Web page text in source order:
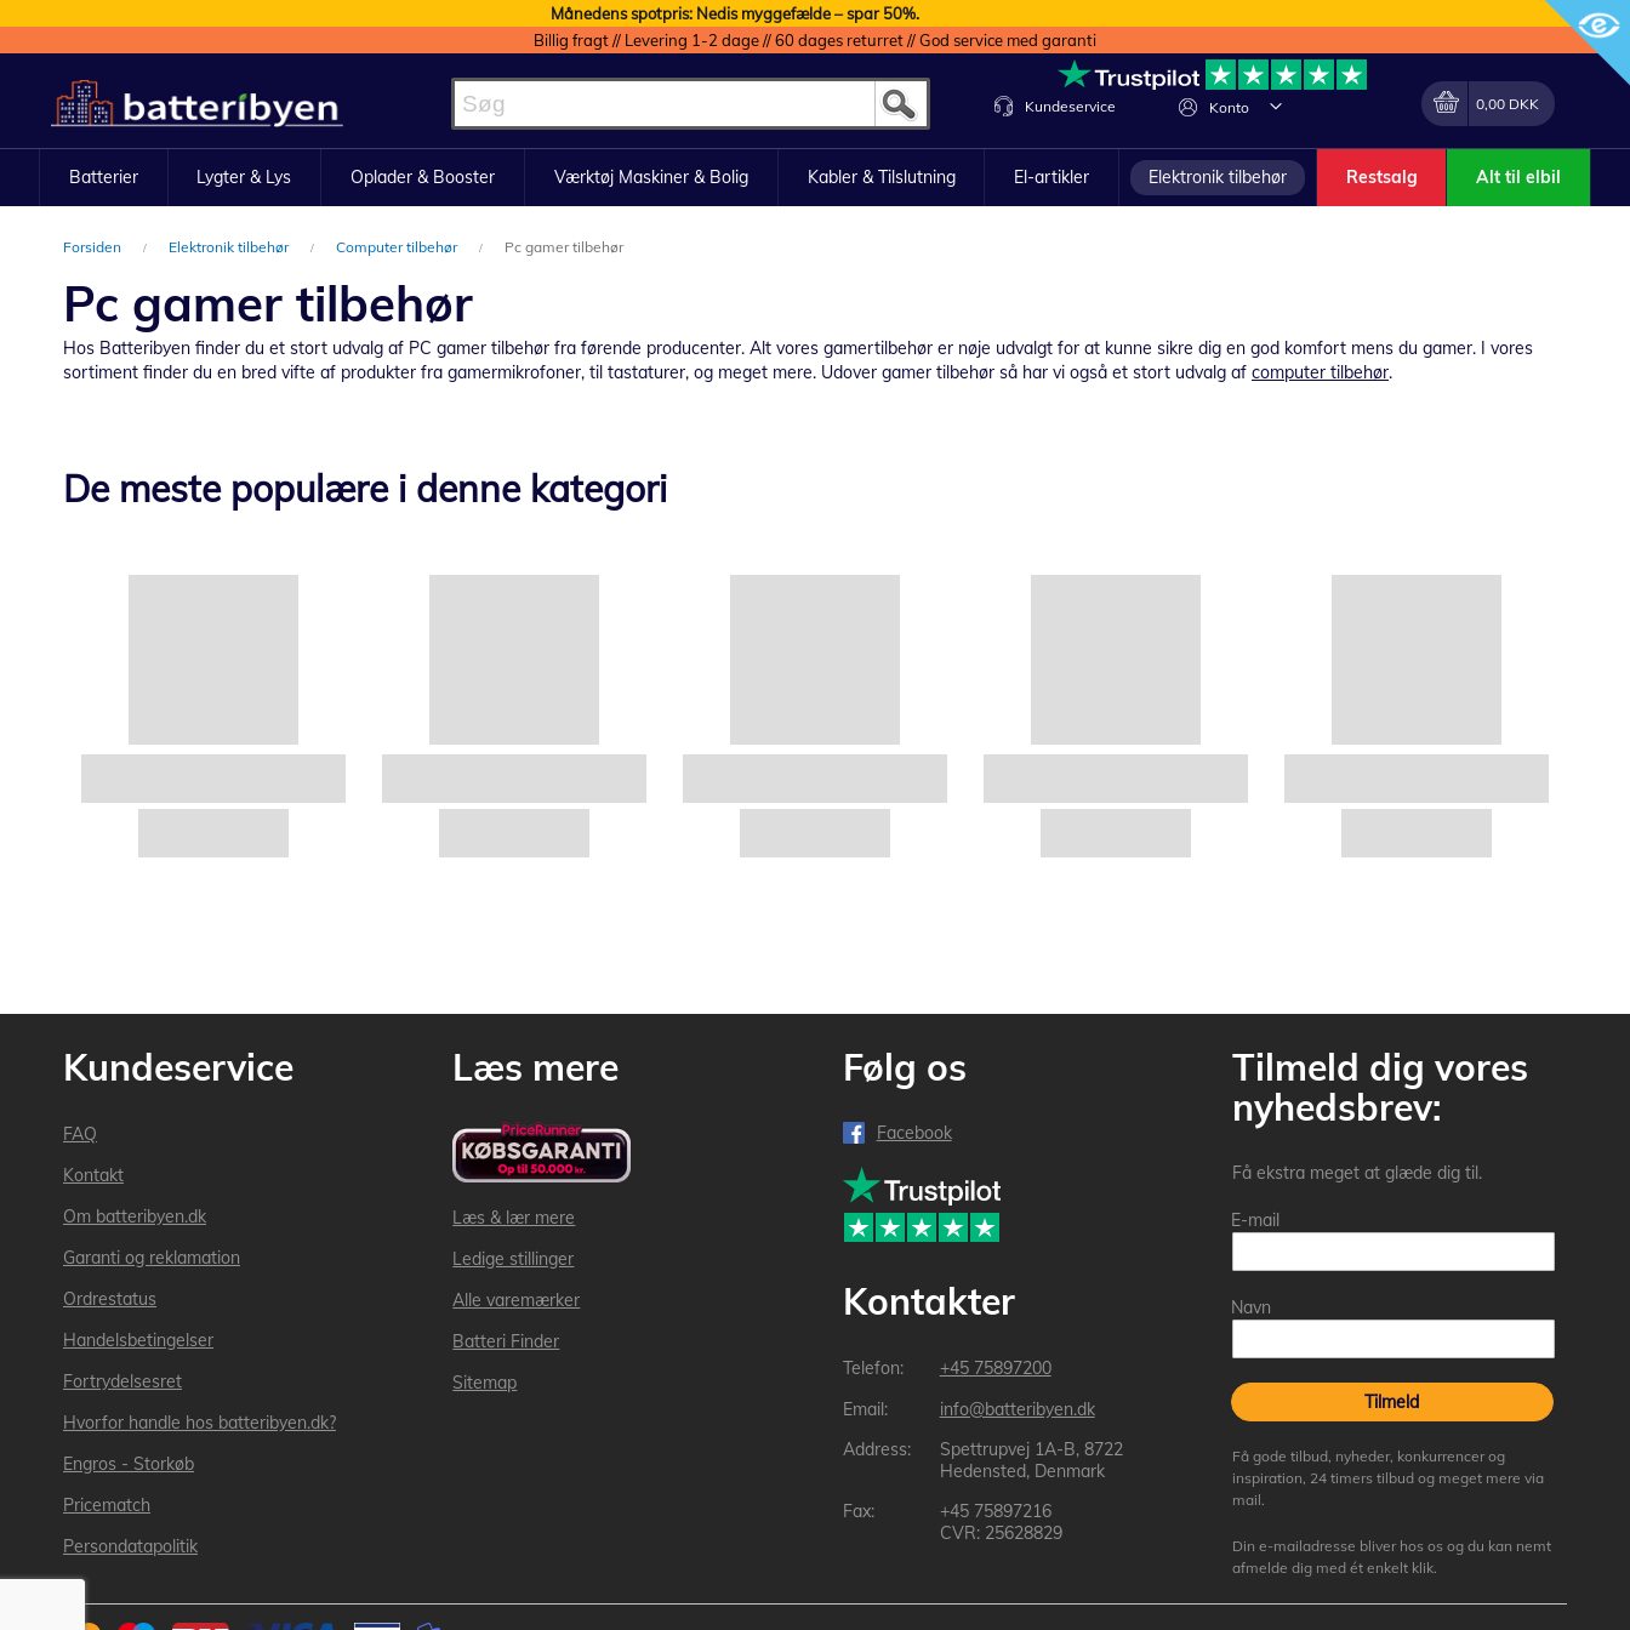
Månedens spotpris: Nedis myggefælde – spar 50%.
Billig fragt // Levering 1-2 dage // 60 dages returret // God service med garanti
to
Content
Konto
Lave
Min indkøbskurv
0,00 DKK
Kundeservice
Batterier Lygter & Lys Oplader & Booster Værktøj Maskiner & Bolig Kabler & Tilslutning El-artikler Elektronik tilbehør Restsalg Alt til elbil
Forsiden Elektronik tilbehør Computer tilbehør Pc gamer tilbehør
Pc gamer tilbehør
Hos Batteribyen finder du et stort udvalg af PC gamer tilbehør fra førende producenter. Alt vores gamertilbehør er nøje udvalgt for at kunne sikre dig en god komfort mens du gamer. I vores
sortiment finder du en bred vifte af produkter fra gamermikrofoner, til tastaturer, og meget mere. Udover gamer tilbehør så har vi også et stort udvalg af computer tilbehør.
De meste populære i denne kategori
Kundeservice
FAQ
Kontakt
Om batteribyen.dk
Garanti og reklamation
Ordrestatus
Handelsbetingelser
Fortrydelsesret
Hvorfor handle hos batteribyen.dk?
Engros - Storkøb
Pricematch
Persondatapolitik
Læs mere
Læs & lær mere
Ledige stillinger
Alle varemærker
Batteri Finder
Sitemap
Følg os
Facebook
Kontakter
+45 75897200
info@batteribyen.dk
Spettrupvej 1A-B, 8722
Hedensted, Denmark
+45 75897216
CVR: 25628829
Tilmeld dig vores
nyhedsbrev:
Få ekstra meget at glæde dig til.
E-mail
Navn
Tilmeld
Få gode tilbud, nyheder, konkurrencer og
inspiration, 24 timers tilbud og meget mere via
mail.
Din e-mailadresse bliver hos os og du kan nemt
afmelde dig med ét enkelt klik.